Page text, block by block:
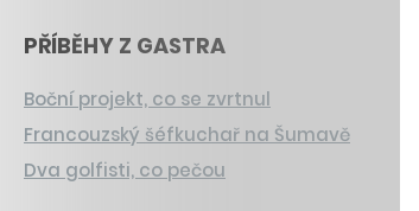
PŘÍBĚHY Z GASTRA
Boční projekt, co se zvrtnul
Francouzský šéfkuchař na Šumavě
Dva golfisti, co pečou